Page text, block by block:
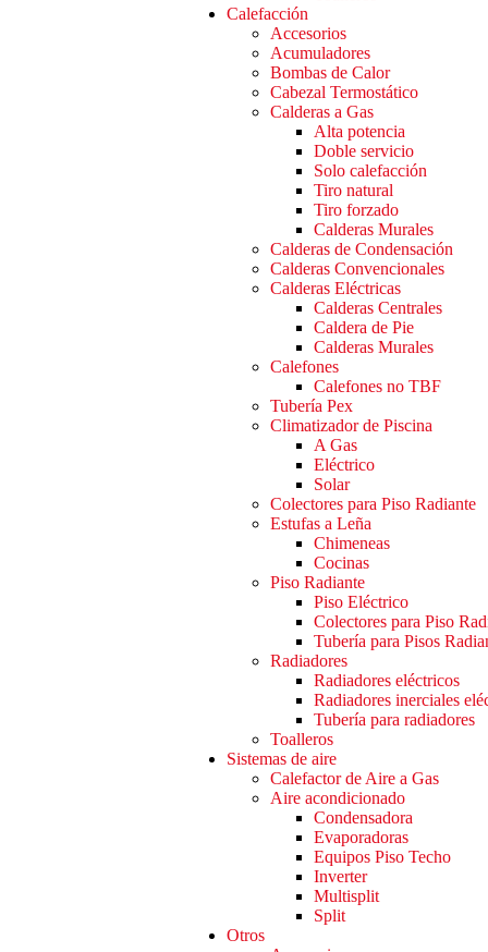
Calefacción
Accesorios
Acumuladores
Bombas de Calor
Cabezal Termostático
Calderas a Gas
Alta potencia
Doble servicio
Solo calefacción
Tiro natural
Tiro forzado
Calderas Murales
Calderas de Condensación
Calderas Convencionales
Calderas Eléctricas
Calderas Centrales
Caldera de Pie
Calderas Murales
Calefones
Calefones no TBF
Tubería Pex
Climatizador de Piscina
A Gas
Eléctrico
Solar
Colectores para Piso Radiante
Estufas a Leña
Chimeneas
Cocinas
Piso Radiante
Piso Eléctrico
Colectores para Piso
Tubería para Pisos
Radiadores
Radiadores eléctricos
Radiadores inerciales
Tubería para radiadores
Toalleros
Sistemas de aire
Calefactor de Aire a Gas
Aire acondicionado
Condensadora
Evaporadoras
Equipos Piso Techo
Inverter
Multisplit
Split
Otros